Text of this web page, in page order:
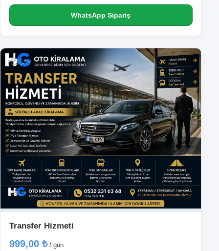
WhatsApp Sipariş
Transfer Hizmeti
999,00 ₺ / gün